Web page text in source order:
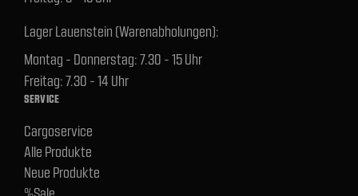
Lager Lauenstein (Warenabholungen):
Montag - Donnerstag: 7.30 - 15 Uhr
Freitag: 7.30 - 14 Uhr
SERVICE
Cargoservice
Alle Produkte
Neue Produkte
%Sale